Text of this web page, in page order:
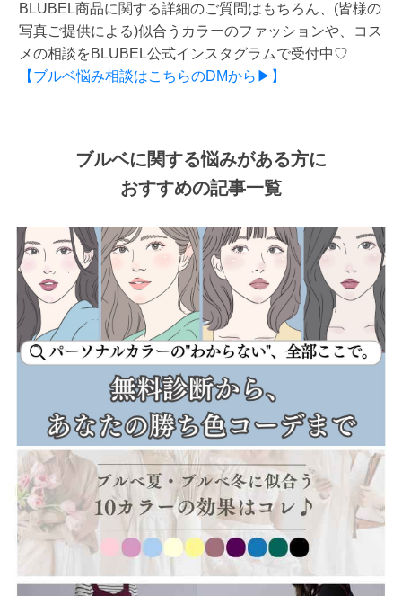
BLUBEL商品に関する詳細のご質問はもちろん、(皆様の
写真ご提供による)似合うカラーのファッションや、コス
メの相談をBLUBEL公式インスタグラムで受付中♡
【ブルベ悩み相談はこちらのDMから▶】
ブルベに関する悩みがある方に
おすすめの記事一覧